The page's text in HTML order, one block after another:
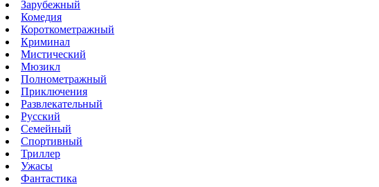
Зарубежный
Комедия
Короткометражный
Криминал
Мистический
Мюзикл
Полнометражный
Приключения
Развлекательный
Русский
Семейный
Спортивный
Триллер
Ужасы
Фантастика